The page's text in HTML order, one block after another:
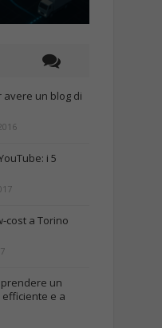
avere un blog di
i 5
cost a Torino
un
e a